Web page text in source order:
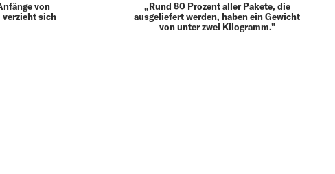
von
sich
„Rund 80 Prozent aller Pakete, die
ausgeliefert werden, haben ein Gewicht
von unter zwei Kilogramm."